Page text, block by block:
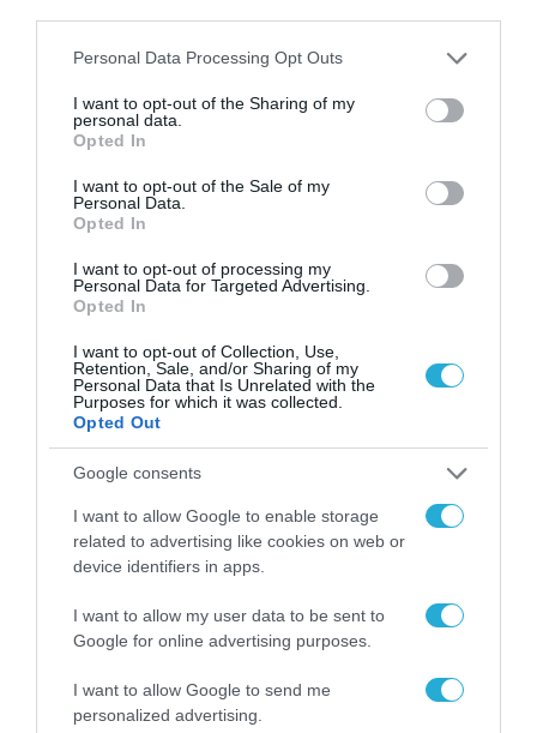
Please note that this website/app uses one or more Google
not limited to your visit or usage behaviour. You may click to
grant or deny consent to Google and its third-party tags to
use your data for below specified purposes in below Google
consent section.
Personal Data Processing Opt Outs
I want to opt-out of the Sharing of my
personal data.
Opted In
I want to opt-out of the Sale of my
Personal Data.
Opted In
I want to opt-out of processing my
Personal Data for Targeted Advertising.
Opted In
I want to opt-out of Collection, Use,
Retention, Sale, and/or Sharing of my
Personal Data that Is Unrelated with the
Purposes for which it was collected.
Opted Out
Google consents
I want to allow Google to enable storage
related to advertising like cookies on web or
device identifiers in apps.
I want to allow my user data to be sent to
Google for online advertising purposes.
I want to allow Google to send me
personalized advertising.
ΟΛΗ Η ΡΟΗ ΕΙΔΗΣΕΩΝ
MEDIA